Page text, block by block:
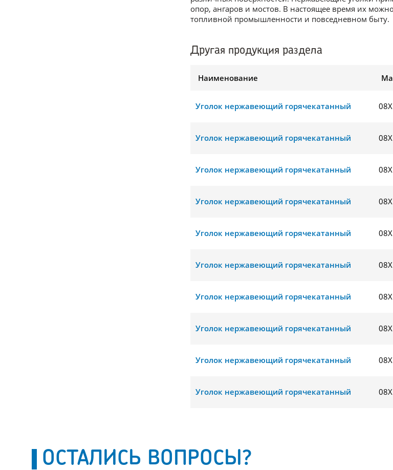
опор, ангаров и мостов. В настоящее время их
топливной промышленности и повседневном быту.
Другая продукция раздела
Наименование
Уголок нержавеющий горячекатанный
Уголок нержавеющий горячекатанный
Уголок нержавеющий горячекатанный
Уголок нержавеющий горячекатанный
Уголок нержавеющий горячекатанный
Уголок нержавеющий горячекатанный
Уголок нержавеющий горячекатанный
Уголок нержавеющий горячекатанный
Уголок нержавеющий горячекатанный
Уголок нержавеющий горячекатанный
ОСТАЛИСЬ ВОПРОСЫ?